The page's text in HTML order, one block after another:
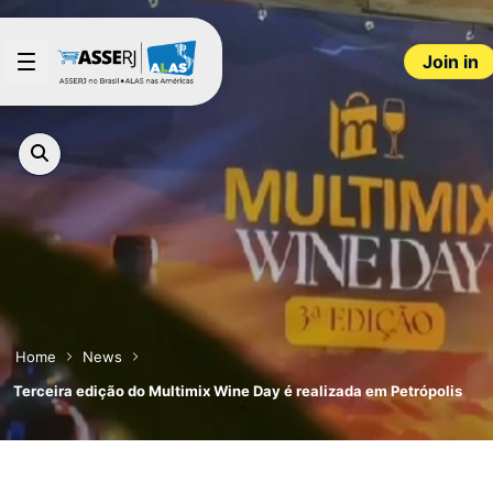
Skip to Main Content
Join in
Home
News
Terceira edição do Multimix Wine Day é realizada em Petrópolis